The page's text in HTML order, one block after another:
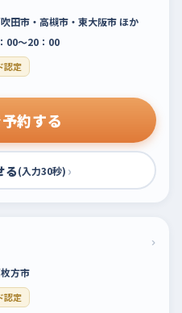
吹田市・高槻市・東大阪市 ほか
00～20：00
認定
約する
る(入力30秒) ›
›
枚方市
認定